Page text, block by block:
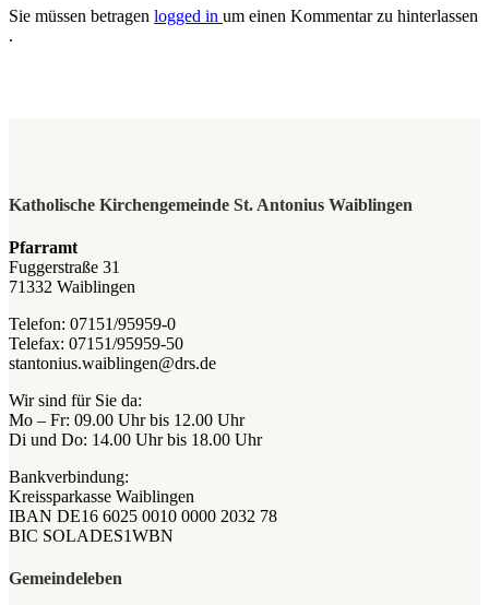
Sie müssen betragen logged in um einen Kommentar zu hinterlassen
.
Katholische Kirchengemeinde St. Antonius Waiblingen
Pfarramt
Fuggerstraße 31
71332 Waiblingen
Telefon: 07151/95959-0
Telefax: 07151/95959-50
stantonius.waiblingen@drs.de
Wir sind für Sie da:
Mo – Fr: 09.00 Uhr bis 12.00 Uhr
Di und Do: 14.00 Uhr bis 18.00 Uhr
Bankverbindung:
Kreissparkasse Waiblingen
IBAN DE16 6025 0010 0000 2032 78
BIC SOLADES1WBN
Gemeindeleben